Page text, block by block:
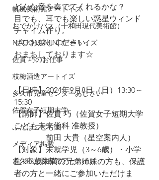
帆風美術館アートイズ
おでかけバス（十和田現代美術館）
NAGOMI MINDアートイズ
佐貫 巧のお仕事
枝梅酒造アートイズ
多久市児童センターあじさい
佐賀女子短期大学
ふたばこども園
メディア掲載
多久市立図書館アートイズ
どんな音を奏でてくれるかな？
目でも、耳でも楽しい惑星ウィンド
チャイム作り。
ぜひお越しください。
おまちしております☆
【日時】2024年9月8日（日）13:30～
15:30
【講師】佐貫 巧（佐賀女子短期大学
こども未来学科 准教授）
  　　　  前田 大貴（星空案内人）
【対象】未就学児（3～6歳）・小学
生※3歳未満の兄弟姉妹の方も、保護
者の方と一緒にご参加いただけま